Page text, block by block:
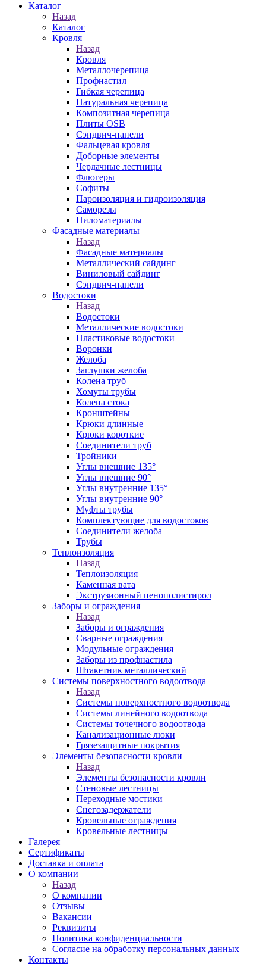
Каталог
Назад
Каталог
Кровля
Назад
Кровля
Металлочерепица
Профнастил
Гибкая черепица
Натуральная черепица
Композитная черепица
Плиты OSB
Сэндвич-панели
Фальцевая кровля
Доборные элементы
Чердачные лестницы
Флюгеры
Софиты
Пароизоляция и гидроизоляция
Саморезы
Пиломатериалы
Фасадные материалы
Назад
Фасадные материалы
Металлический сайдинг
Виниловый сайдинг
Сэндвич-панели
Водостоки
Назад
Водостоки
Металлические водостоки
Пластиковые водостоки
Воронки
Желоба
Заглушки желоба
Колена труб
Хомуты трубы
Колена стока
Кронштейны
Крюки длинные
Крюки короткие
Соединители труб
Тройники
Углы внешние 135°
Углы внешние 90°
Углы внутренние 135°
Углы внутренние 90°
Муфты трубы
Комплектующие для водостоков
Соединители желоба
Трубы
Теплоизоляция
Назад
Теплоизоляция
Каменная вата
Экструзионный пенополистирол
Заборы и ограждения
Назад
Заборы и ограждения
Сварные ограждения
Модульные ограждения
Заборы из профнастила
Штакетник металлический
Системы поверхностного водоотвода
Назад
Системы поверхностного водоотвода
Системы линейного водоотвода
Системы точечного водоотвода
Канализационные люки
Грязезащитные покрытия
Элементы безопасности кровли
Назад
Элементы безопасности кровли
Стеновые лестницы
Переходные мостики
Снегозадержатели
Кровельные ограждения
Кровельные лестницы
Галерея
Сертификаты
Доставка и оплата
О компании
Назад
О компании
Отзывы
Вакансии
Реквизиты
Политика конфиденциальности
Согласие на обработку персональных данных
Контакты